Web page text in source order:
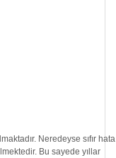
Neredeyse sıfır hata
Bu sayede yıllar